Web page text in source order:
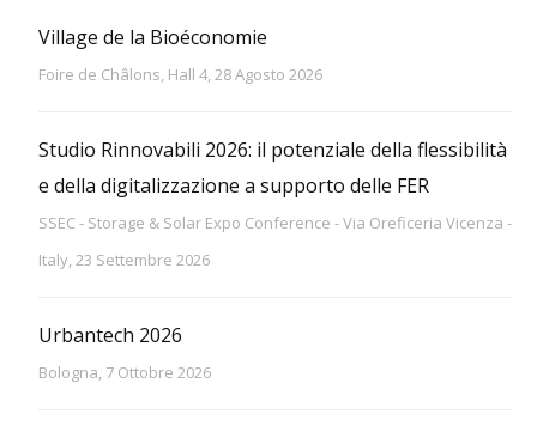
Village de la Bioéconomie
Foire de Châlons, Hall 4, 28 Agosto 2026
Studio Rinnovabili 2026: il potenziale della flessibilità
e della digitalizzazione a supporto delle FER
SSEC - Storage & Solar Expo Conference - Via Oreficeria Vicenza -
Italy, 23 Settembre 2026
Urbantech 2026
Bologna, 7 Ottobre 2026